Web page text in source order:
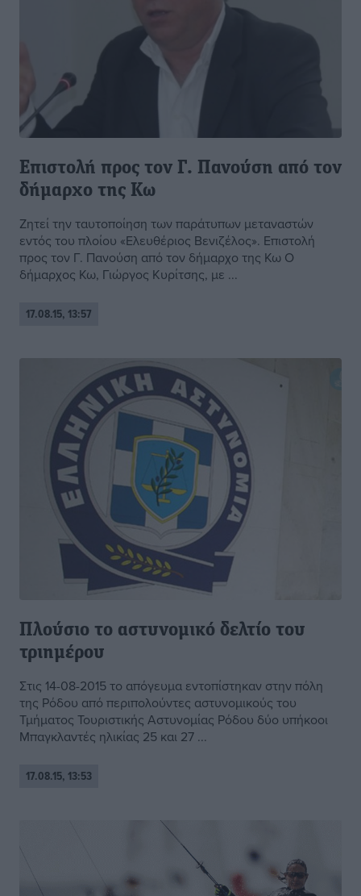
Επιστολή προς τον Γ. Πανούση από τον
δήμαρχο της Κω
Ζητεί την ταυτοποίηση των παράτυπων μεταναστών
εντός του πλοίου «Ελευθέριος Βενιζέλος». Επιστολή
προς τον Γ. Πανούση από τον δήμαρχο της Κω Ο
δήμαρχος Κω, Γιώργος Κυρίτσης, με ...
17.08.15, 13:57
Πλούσιο το αστυνομικό δελτίο του
τριημέρου
Στις 14-08-2015 το απόγευμα εντοπίστηκαν στην πόλη
της Ρόδου από περιπολούντες αστυνομικούς του
Τμήματος Τουριστικής Αστυνομίας Ρόδου δύο υπήκοοι
Μπαγκλαντές ηλικίας 25 και 27 ...
17.08.15, 13:53